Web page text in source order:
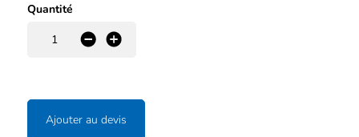
Quantité
+
-
Ajouter au devis